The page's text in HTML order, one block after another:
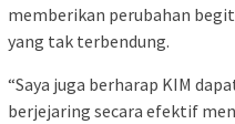
memberikan perubahan
yang tak terbendung.
“Saya juga berharap KIM
berjejaring secara efektif